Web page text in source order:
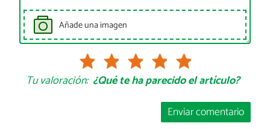
Añade una imagen
Tu valoración: ¿Qué te ha parecido el artículo?
Enviar comentario